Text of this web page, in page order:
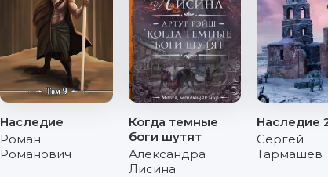
Наследие
Роман
Романович
Когда темные
боги шутят
Александра
Лисина
Наследие
Сергей
Тармашев